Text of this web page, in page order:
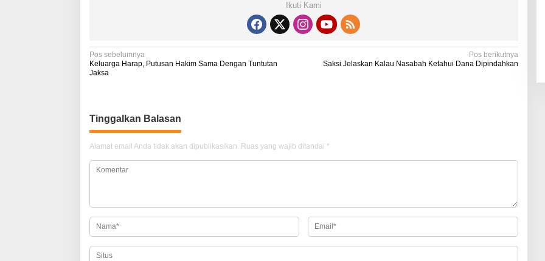
Ikuti Kami
N
a
i
g
a
s
o
s
Pos sebelumnya
Keluarga Harap, Putusan Hakim Sama Dengan Tuntutan
Jaksa
Pos berikutnya
Saksi Jelaskan Kalau Nasabah Ketahui Dana Dipindahkan
Tinggalkan Balasan
Alamat email Anda tidak akan dipublikasikan. Ruas yang wajib ditandai *